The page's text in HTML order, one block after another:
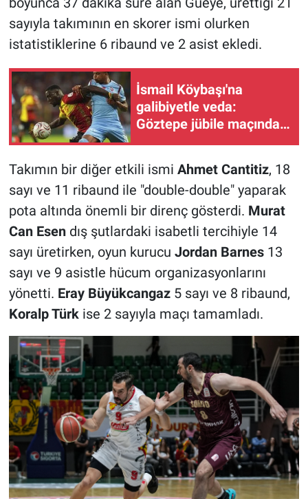
sayıyla takımının en skorer ismi olurken
istatistiklerine 6 ribaund ve 2 asist ekledi.
İsmail Köybaşı'na
galibiyetle veda:
Göztepe jübile maçında
Trabzonspor'u 2-1
Takımın bir diğer etkili ismi Ahmet Cantitiz, 18
sayı ve 11 ribaund ile "double-double" yaparak
pota altında önemli bir direnç gösterdi. Murat
Can Esendış şutlardaki isabetli tercihiyle 14
sayı üretirken, oyun kurucu Jordan Barnes 13
sayı ve 9 asistle hücum organizasyonlarını
yönetti. Eray Büyükcangaz5 sayı ve 8 ribaund,
Koralp Türkise 2 sayıyla maçı tamamladı.